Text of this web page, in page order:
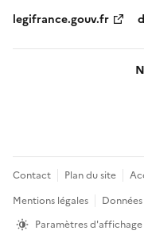
legifrance.gouv.fr
Pied
de
page
Contact Plan du site
Mentions légales
Paramètres d'affichage